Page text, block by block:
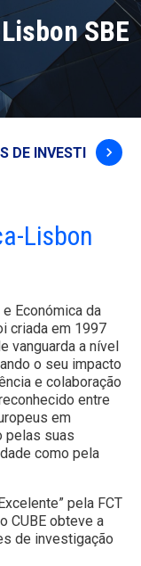
SBE
keyboard_arrow_right
DE INVESTIGAÇÃO
Lisbon
Económica da
criada em 1997
vanguarda a nível
o seu impacto
e colaboração
entre
em
pelas suas
como pela
pela FCT
CUBE obteve a
de investigação